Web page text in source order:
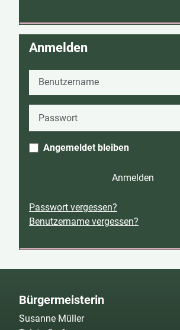
Anmelden
Benutzername
Angemeldet bleiben
Anmelden
Passwort vergessen?
Benutzername vergessen?
Bürgermeisterin
Susanne Müller